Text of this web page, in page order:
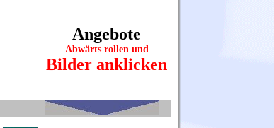
Angebote
Abwärts rollen und
Bilder anklicken